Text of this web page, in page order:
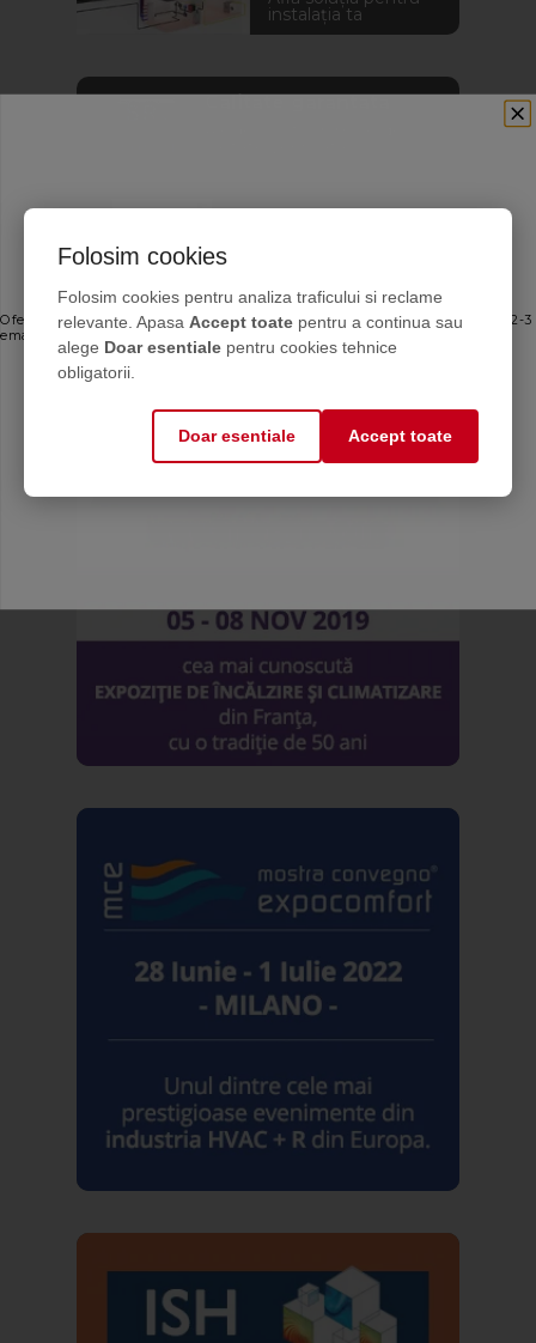
instalația ta
Calitate garantata
PDF
Folosim cookies
Folosim cookies pentru analiza traficului si reclame
relevante. Apasa Accept toate pentru a continua sau
alege Doar esentiale pentru cookies tehnice
obligatorii.
Doar esentiale Accept toate
Ofertele bune, direct în inbox
Oferte personalizate și sfaturi de întreținere direct de la producător. Maximum 2-3
emailuri pe lună — fără spam.
Mă abonez